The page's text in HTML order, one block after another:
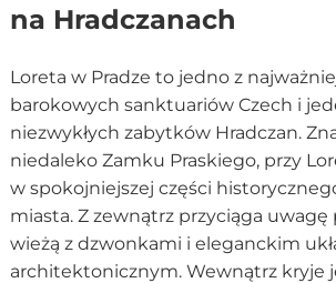
na Hradczanach
Loreta w Pradze to jedno z
barokowych sanktuariów Czech i
niezwykłych zabytków Hradczan.
niedaleko Zamku Praskiego, przy
w spokojniejszej części
miasta. Z zewnątrz przyciąga uwagę
wieżą z dzwonkami i eleganckim
architektonicznym. Wewnątrz kryje